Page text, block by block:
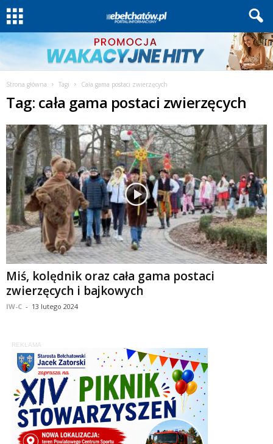
Strona główna Tagi Cała gama postaci zwierzęcych
Tag: cała gama postaci zwierzęcych
Miś, kolędnik oraz cała gama postaci
zwierzęcych i bajkowych
IW-C - 13 lutego 2024
REKLAMA